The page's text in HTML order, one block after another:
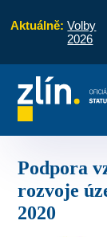
Aktuálně: Volby
2026
vyřídit
Podpora vzniku Integrovaného plánu
rozvoje
2020